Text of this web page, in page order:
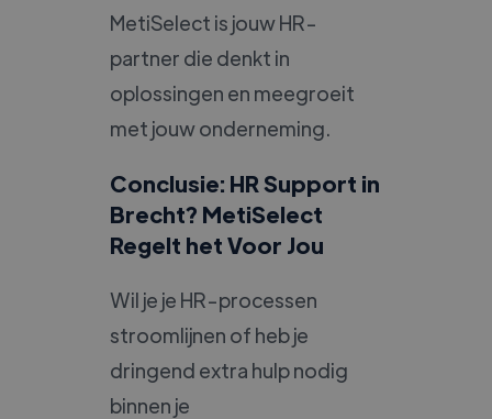
MetiSelect is jouw HR-
partner die denkt in
oplossingen en meegroeit
met jouw onderneming.
Conclusie: HR Support in
Brecht? MetiSelect
Regelt het Voor Jou
Wil je je HR-processen
stroomlijnen of heb je
dringend extra hulp nodig
binnen je